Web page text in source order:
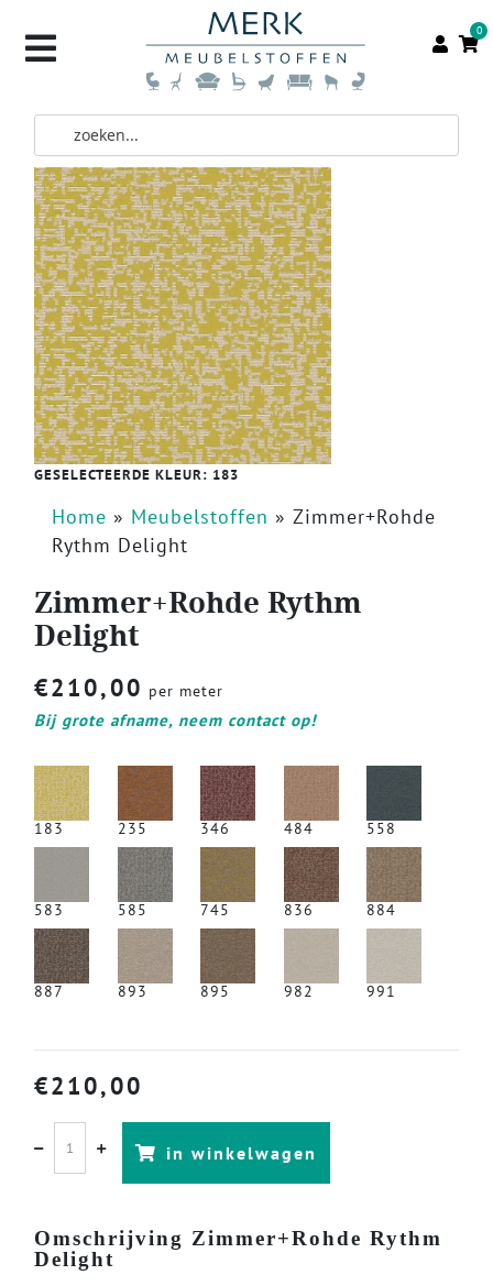
0
GESELECTEERDE KLEUR: 183
Home » Meubelstoffen » Zimmer+Rohde
Rythm Delight
Zimmer+Rohde Rythm
Delight
€210,00 per meter
Bij grote afname, neem contact op!
183 235 346 484 558
583 585 745 836 884
887 893 895 982 991
€210,00
in winkelwagen
Omschrijving Zimmer+Rohde Rythm
Delight